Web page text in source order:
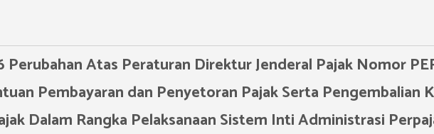
Perubahan Atas Peraturan Direktur Jenderal Pajak Nomor
Pembayaran dan Penyetoran Pajak Serta Pengembalian
Dalam Rangka Pelaksanaan Sistem Inti Administrasi